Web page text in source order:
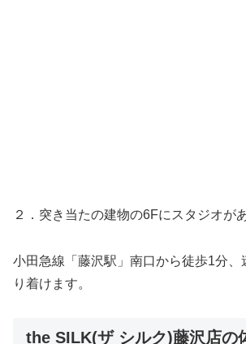
２．突き当たの建物の6Fにスタジオが
小田急線「藤沢駅」南口から徒歩1分、
り着けます。
the SILK(ザ シルク)藤沢店の